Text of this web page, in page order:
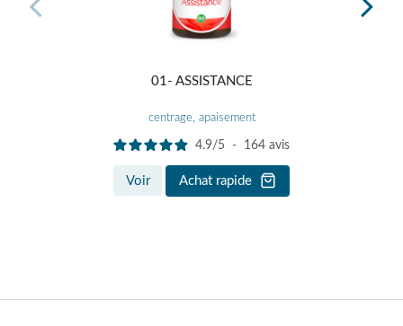
01- ASSISTANCE
centrage, apaisement
4.9/5 - 164 avis
Voir Achat rapide